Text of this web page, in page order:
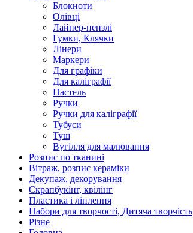
Блокноти
Олівці
Лайнер-пензлі
Гумки, Клячки
Лінери
Маркери
Для графіки
Для каліграфії
Пастель
Ручки
Ручки для каліграфії
Тубуси
Туш
Вугілля для малювання
Розпис по тканині
Вітраж, розпис кераміки
Декупаж, декорування
Скрапбукінг, квілінг
Пластика і ліплення
Набори для творчості, Дитяча творчість
Різне